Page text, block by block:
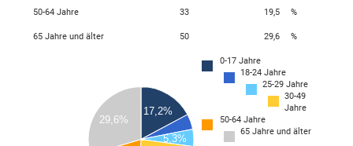
50-64 Jahre 33 19,5 %
65 Jahre und älter 50 29,6 %
0-17 Jahre
18-24 Jahre
25-29 Jahre
30-49
Jahre
50-64 Jahre
65 Jahre und älter
17,2%
5,3%
29,6%